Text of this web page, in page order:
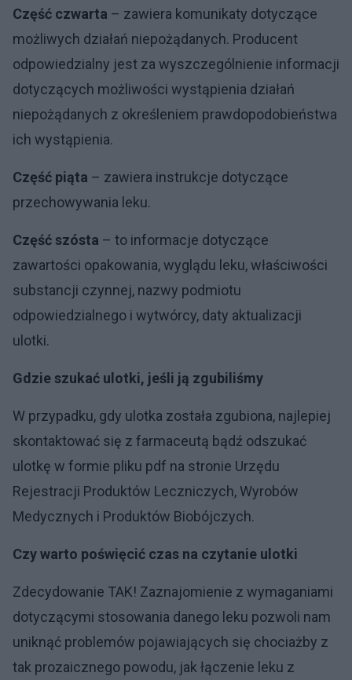
Część czwarta – zawiera komunikaty dotyczące
możliwych działań niepożądanych. Producent
odpowiedzialny jest za wyszczególnienie informacji
dotyczących możliwości wystąpienia działań
niepożądanych z określeniem prawdopodobieństwa
ich wystąpienia.
Część piąta – zawiera instrukcje dotyczące
przechowywania leku.
Część szósta – to informacje dotyczące
zawartości opakowania, wyglądu leku, właściwości
substancji czynnej, nazwy podmiotu
odpowiedzialnego i wytwórcy, daty aktualizacji
ulotki.
Gdzie szukać ulotki, jeśli ją zgubiliśmy
W przypadku, gdy ulotka została zgubiona, najlepiej
skontaktować się z farmaceutą bądź odszukać
ulotkę w formie pliku pdf na stronie Urzędu
Rejestracji Produktów Leczniczych, Wyrobów
Medycznych i Produktów Biobójczych.
Czy warto poświęcić czas na czytanie ulotki
Zdecydowanie TAK! Zaznajomienie z wymaganiami
dotyczącymi stosowania danego leku pozwoli nam
uniknąć problemów pojawiających się chociażby z
tak prozaicznego powodu, jak łączenie leku z